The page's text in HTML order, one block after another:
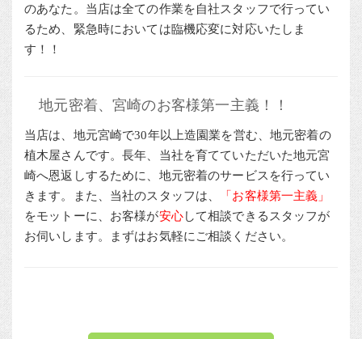
のあなた。当店は全ての作業を自社スタッフで行ってい
るため、緊急時においては臨機応変に対応いたしま
す！！
地元密着、宮崎のお客様第一主義！！
当店は、地元宮崎で30年以上造園業を営む、地元密着の
植木屋さんです。長年、当社を育てていただいた地元宮
崎へ恩返しするために、地元密着のサービスを行ってい
きます。また、当社のスタッフは、
「お客様第一主義」
をモットーに、お客様が安心して相談できるスタッフが
お伺いします。まずはお気軽にご相談ください。